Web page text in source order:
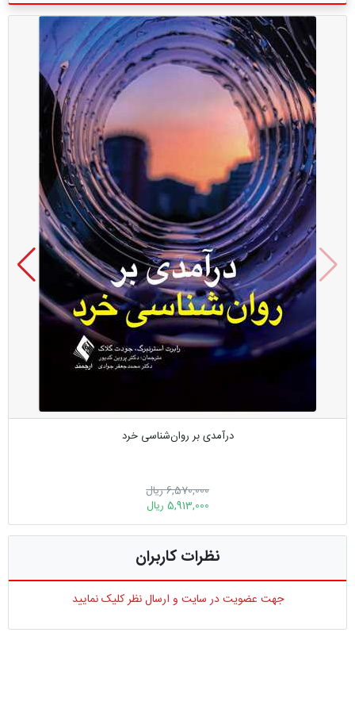
درآمدی بر روان‌شناسی خرد
6,570,000 ریال
5,913,000 ریال
نظرات کاربران
جهت عضویت در سایت و ارسال نظر کلیک نمایید